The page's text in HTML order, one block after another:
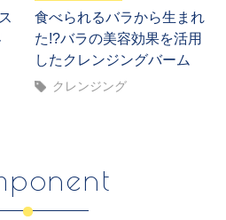
食べられるバラから生まれ
た!?バラの美容効果を活用
したクレンジングバーム
クレンジング